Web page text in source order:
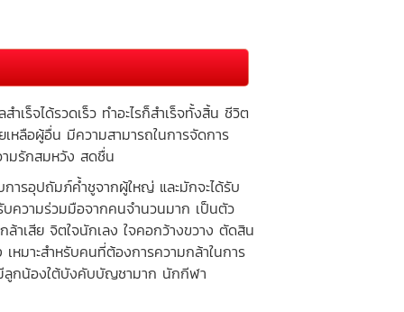
จได้รวดเร็ว ทำอะไรก็สำเร็จทั้งสิ้น ชีวิต
หลือผู้อื่น มีความสามารถในการจัดการ
มรักสมหวัง สดชื่น
รอุปถัมภ์ค้ำชูจากผู้ใหญ่ และมักจะได้รับ
ความร่วมมือจากคนจำนวนมาก เป็นตัว
าเสีย จิตใจนักเลง ใจคอกว้างขวาง ตัดสิน
มาะสำหรับคนที่ต้องการความกล้าในการ
ลูกน้องใต้บังคับบัญชามาก นักกีฬา